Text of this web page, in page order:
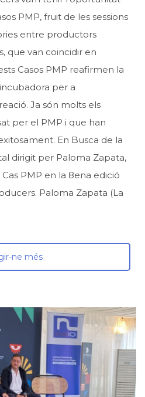
PMP, fruit de les sessions
entre productors
que van coincidir en
Casos PMP reafirmen la
per a
Ja són molts els
per el PMP i que han
En Busca de la
dirigit per Paloma Zapata,
PMP en la 8ena edició
Paloma Zapata (La
ne més